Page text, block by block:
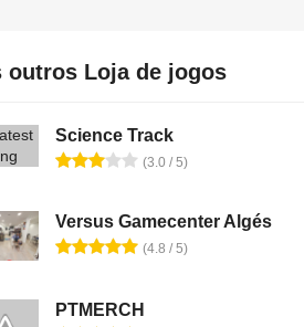
outros Loja de jogos
Science Track
(3.0 / 5)
Versus Gamecenter Algés
(4.8 / 5)
PTMERCH